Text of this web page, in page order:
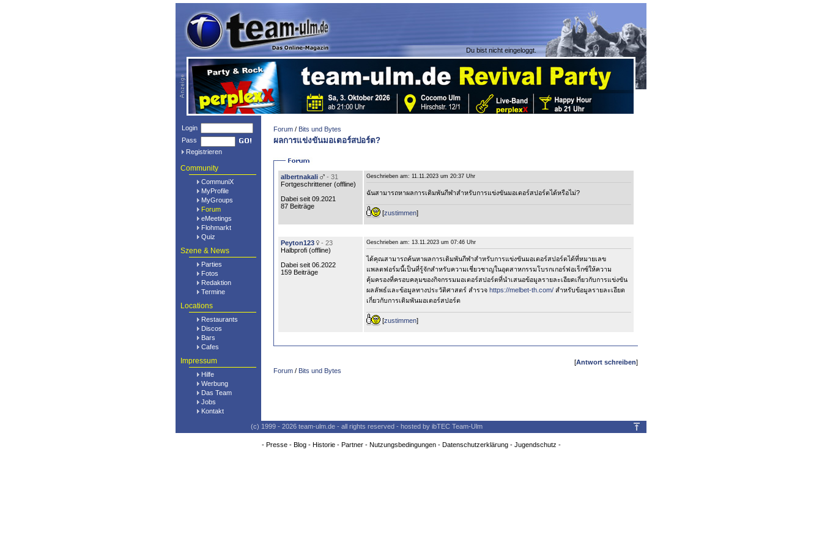
Du bist nicht eingeloggt.
Login
Pass
Registrieren
Community
CommuniX
MyProfile
MyGroups
Forum
eMeetings
Flohmarkt
Quiz
Szene & News
Parties
Fotos
Redaktion
Termine
Locations
Restaurants
Discos
Bars
Cafes
Impressum
Hilfe
Werbung
Das Team
Jobs
Kontakt
Forum / Bits und Bytes
ผลการแข่งขันมอเตอร์สปอร์ต?
albertnakali
- 31
Fortgeschrittener (offline)
Dabei seit 09.2021
87 Beiträge
Geschrieben am: 11.11.2023 um 20:37 Uhr
ฉันสามารถหาผลการเดิมพันกีฬาสำหรับการแข่งขันมอเตอร์สปอร์ตได้หรือไม่?
[zustimmen]
Peyton123
- 23
Halbprofi (offline)
Dabei seit 06.2022
159 Beiträge
Geschrieben am: 13.11.2023 um 07:46 Uhr
ได้คุณสามารถค้นหาผลการเดิมพันกีฬาสำหรับการแข่งขันมอเตอร์สปอร์ตได้ที่หมายเลข
แพลตฟอร์มนี้เป็นที่รู้จักสำหรับความเชี่ยวชาญในอุตสาหกรรมโบรกเกอร์ฟอเร็กซ์ให้ความ
คุ้มครองที่ครอบคลุมของกิจกรรมมอเตอร์สปอร์ตที่นำเสนอข้อมูลรายละเอียดเกี่ยวกับการแข่งขัน
ผลลัพธ์และข้อมูลทางประวัติศาสตร์ สำรวจ https://melbet-th.com/ สำหรับข้อมูลรายละเอียด
เกี่ยวกับการเดิมพันมอเตอร์สปอร์ต
[zustimmen]
[Antwort schreiben]
Forum / Bits und Bytes
(c) 1999 - 2026 team-ulm.de - all rights reserved - hosted by ibTEC Team-Ulm
- Presse- Blog- Historie- Partner- Nutzungsbedingungen- Datenschutzerklärung- Jugendschutz -